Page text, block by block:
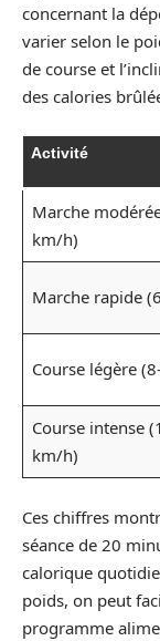
concernant la
varier selon le
de course et
des calories
Activité
Marche
km/h)
Marche rapide
Course légère
Course intense
km/h)
Ces chiffres
séance de 20
calorique
poids, on peut
programme